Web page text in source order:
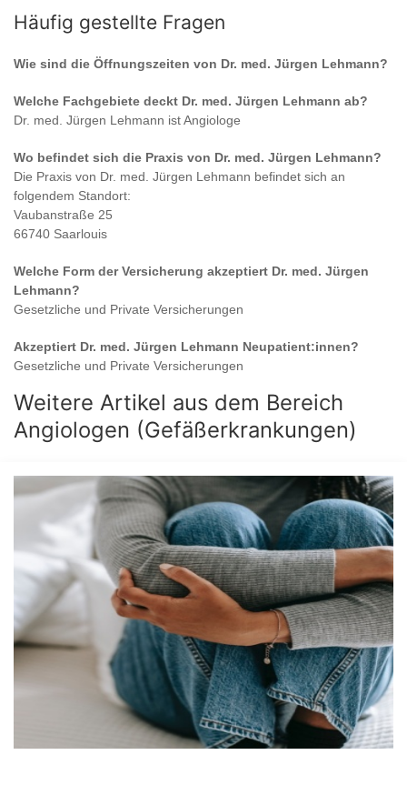
Häufig gestellte Fragen
Wie sind die Öffnungszeiten von Dr. med. Jürgen Lehmann?
Welche Fachgebiete deckt Dr. med. Jürgen Lehmann ab?
Dr. med. Jürgen Lehmann istAngiologe
Wo befindet sich die Praxis von Dr. med. Jürgen Lehmann?
Die Praxis von Dr. med. Jürgen Lehmann befindet sich an
folgendem Standort:
Vaubanstraße 25
66740 Saarlouis
Welche Form der Versicherung akzeptiert Dr. med. Jürgen
Lehmann?
Gesetzliche und Private Versicherungen
Akzeptiert Dr. med. Jürgen Lehmann Neupatient:innen?
Gesetzliche und Private Versicherungen
Weitere Artikel aus dem Bereich
Angiologen (Gefäßerkrankungen)